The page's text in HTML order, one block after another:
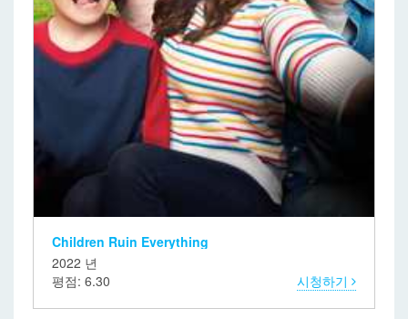
Children Ruin Everything
2022 년
평점: 6.30
시청하기